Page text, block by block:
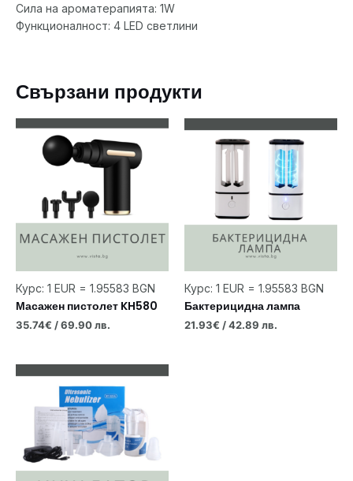
Сила на ароматерапията: 1W
Функционалност: 4 LED светлини
Свързани продукти
Курс: 1 EUR = 1.95583 BGN
Масажен пистолет KH580
35.74€ / 69.90 лв.
Курс: 1 EUR = 1.95583 BGN
Бактерицидна лампа
21.93€ / 42.89 лв.